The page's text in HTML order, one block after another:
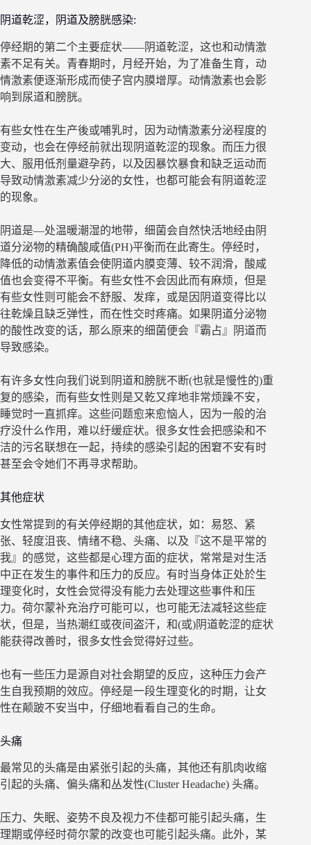
阴道乾涩，阴道及膀胱感染:
停经期的第二个主要症状——阴道乾涩，这也和动情激
素不足有关。青春期时，月经开始，为了准备生育，动
情激素便逐渐形成而使子宫内膜增厚。动情激素也会影
响到尿道和膀胱。
有些女性在生产後或哺乳时，因为动情激素分泌程度的
变动，也会在停经前就出现阴道乾涩的现象。而压力很
大、服用低剂量避孕药，以及因暴饮暴食和缺乏运动而
导致动情激素减少分泌的女性，也都可能会有阴道乾涩
的现象。
阴道是—处温暖潮湿的地带，细菌会自然快活地经由阴
道分泌物的精确酸咸值(PH)平衡而在此寄生。停经时，
降低的动情激素值会使阴道内膜变薄、较不润滑，酸咸
值也会变得不平衡。有些女性不会因此而有麻烦，但是
有些女性则可能会不舒服、发痒，或是因阴道变得比以
往乾燥且缺乏弹性，而在性交时疼痛。如果阴道分泌物
的酸性改变的话，那么原来的细菌便会『霸占』阴道而
导致感染。
有许多女性向我们说到阴道和膀胱不断(也就是慢性的)重
复的感染，而有些女性则是又乾又痒地非常烦躁不安，
睡觉时一直抓痒。这些问题愈来愈恼人，因为一般的治
疗没什么作用，难以纡缓症状。很多女性会把感染和不
洁的污名联想在一起，持续的感染引起的困窘不安有时
甚至会令她们不再寻求帮助。
其他症状
女性常提到的有关停经期的其他症状，如：易怒、紧
张、轻度沮丧、情绪不稳、头痛、以及『这不是平常的
我』的感觉，这些都是心理方面的症状，常常是对生活
中正在发生的事件和压力的反应。有时当身体正处於生
理变化时，女性会觉得没有能力去处理这些事件和压
力。荷尔蒙补充治疗可能可以，也可能无法减轻这些症
状，但是，当热潮红或夜间盗汗，和(或)阴道乾涩的症状
能获得改善时，很多女性会觉得好过些。
也有一些压力是源自对社会期望的反应，这种压力会产
生自我预期的效应。停经是一段生理变化的时期，让女
性在颠跛不安当中，仔细地看看自己的生命。
头痛
最常见的头痛是由紧张引起的头痛，其他还有肌肉收缩
引起的头痛、偏头痛和丛发性(Cluster Headache) 头痛。
压力、失眠、姿势不良及视力不佳都可能引起头痛，生
理期或停经时荷尔蒙的改变也可能引起头痛。此外，某